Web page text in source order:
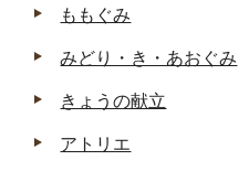
ももぐみ
みどり・き・あおぐみ
きょうの献立
アトリエ